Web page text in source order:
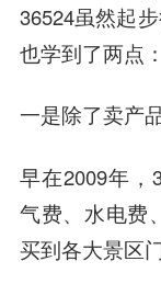
36524虽然起
也学到了两点：
一是除了卖产
早在2009年
气费、水电费
买到各大景区门